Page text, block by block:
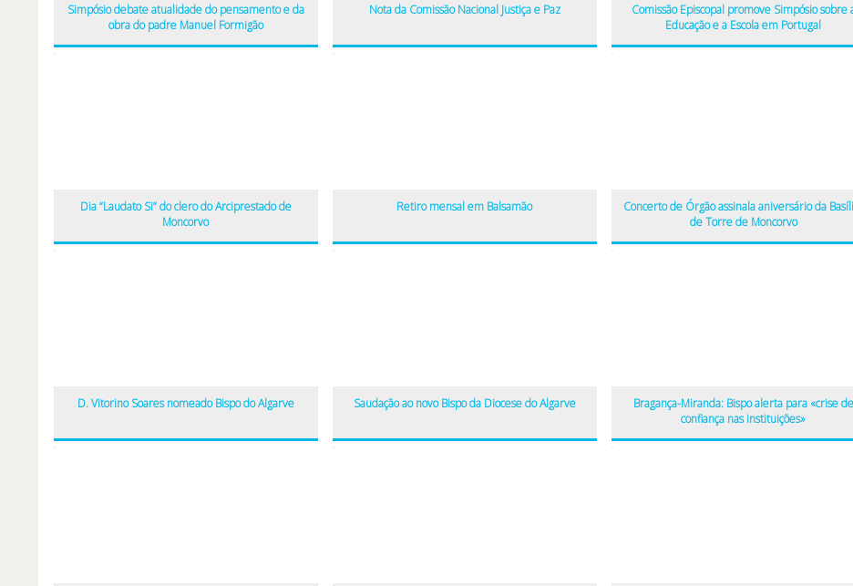
Simpósio debate atualidade do pensamento e da
obra do padre Manuel Formigão
Nota da Comissão Nacional Justiça e Paz
Comissão Episcopal promove Simpósio sobre
Educação e a Escola em Portugal
Dia “Laudato Si” do clero do Arciprestado de
Moncorvo
Retiro mensal em Balsamão
Concerto de Órgão assinala aniversário da
de Torre de Moncorvo
D. Vitorino Soares nomeado Bispo do Algarve Saudação ao novo Bispo da Diocese do Algarve
Bragança-Miranda: Bispo alerta para «crise de
confiança nas instituições»